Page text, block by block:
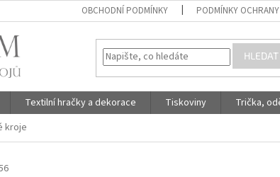
OBCHODNÍ PODMÍNKY PODMÍNKY
HLEDAT
Textilní hračky a dekorace Tiskoviny Trička,
kroje